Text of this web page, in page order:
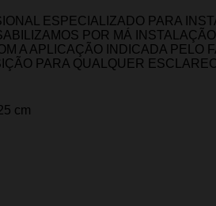
ESPECIALIZADO PARA
POR MÁ
A APLICAÇÃO INDICADA PELO
PARA QUALQUER
cm